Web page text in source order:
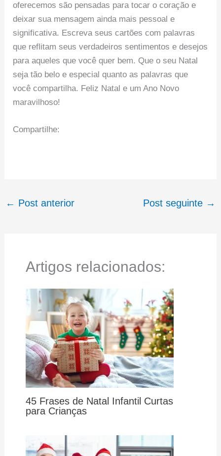
oferecemos são pensadas para tocar o coração e
deixar sua mensagem ainda mais pessoal e
significativa. Escreva seus cartões com palavras
que reflitam seus verdadeiros sentimentos e desejos
para aqueles que você quer bem. Que o seu Natal
seja tão belo e especial quanto as palavras que
você compartilha. Feliz Natal e um Ano Novo
maravilhoso!
Compartilhe:
← Post anterior Post seguinte →
Artigos relacionados:
45 Frases de Natal Infantil Curtas
para Crianças